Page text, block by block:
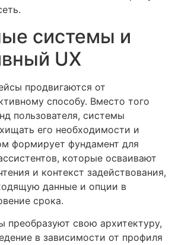
системы и
UX
продвигаются от
способу. Вместо того
пользователя, системы
его необходимости и
формирует фундамент для
которые осваивают
и контекст задействования,
данные и опции в
срока.
преобразуют свою архитектуру,
в зависимости от профиля